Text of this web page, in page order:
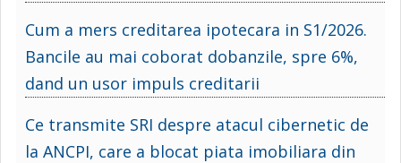
Cum a mers creditarea ipotecara in S1/2026.
Bancile au mai coborat dobanzile, spre 6%,
dand un usor impuls creditarii
Ce transmite SRI despre atacul cibernetic de
la ANCPI, care a blocat piata imobiliara din